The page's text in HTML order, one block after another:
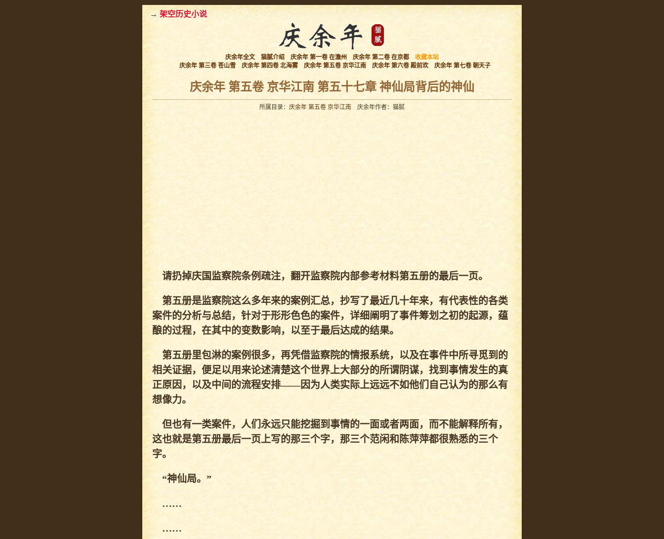
→ 架空历史小说
庆余年全文 猫腻介绍 庆余年 第一卷 在澹州 庆余年 第二卷 在京都
收藏本站
庆余年 第三卷 苍山雪
庆余年 第四卷 北海雾 庆余年 第五卷 京华江南 庆余年 第六卷 殿前欢 庆余年 第七卷 朝天子
庆余年 第五卷 京华江南 第五十七章 神仙局背后的神仙
所属目录： 庆余年 第五卷 京华江南 庆余年作者：猫腻
请扔掉庆国监察院条例疏注，翻开监察院内部参考材料第五册的最后一页。
第五册是监察院这么多年来的案例汇总，抄写了最近几十年来，有代表性的各类
案件的分析与总结，针对于形形色色的案件，详细阐明了事件筹划之初的起源，蕴
酿的过程，在其中的变数影响，以至于最后达成的结果。
第五册里包淋的案例很多，再凭借监察院的情报系统，以及在事件中所寻觅到的
相关证据，便足以用来论述清楚这个世界上大部分的所谓阴谋，找到事情发生的真
正原因，以及中间的流程安排——因为人类实际上远远不如他们自己认为的那么有
想像力。
但也有一类案件，人们永远只能挖掘到事情的一面或者两面，而不能解释所有，
这也就是第五册最后一页上写的那三个字，那三个范闲和陈萍萍都很熟悉的三个
字。
“神仙局。”
……
……